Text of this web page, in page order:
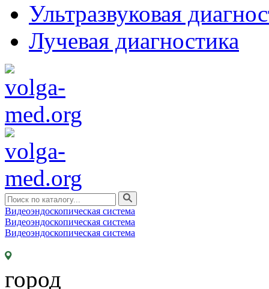
Ультразвуковая
Лучевая диагностика
Видеоэндоскопическая система
Видеоэндоскопическая система
Видеоэндоскопическая система
город